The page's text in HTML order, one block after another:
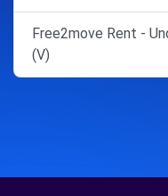
Free2move Rent -
(V)